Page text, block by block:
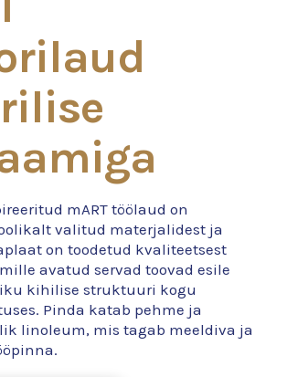
mART töölaud on
valitud materjalidest ja
on toodetud kvaliteetsest
avatud servad toovad esile
kihilise struktuuri kogu
Pinda katab pehme ja
linoleum, mis tagab meeldiva ja